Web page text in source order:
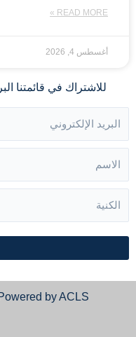
READ MORE »
أغسطس 4, 2026
للاشتراك في قائمتنا
by ACLS